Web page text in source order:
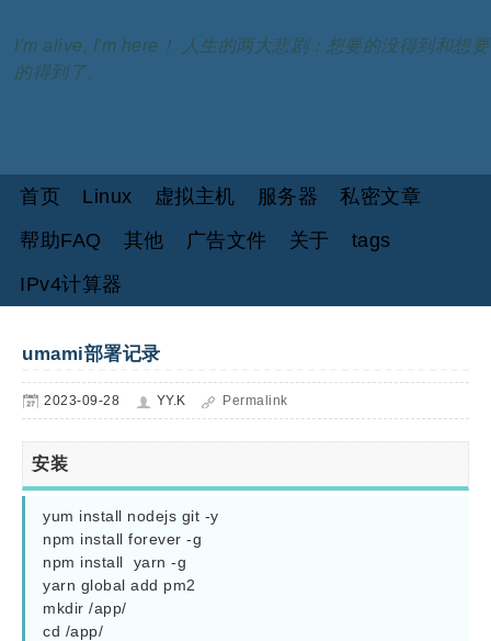
I'm alive, I'm here！ 人生的两大悲剧：想要的没得到和想要
的得到了。
首页 Linux 虚拟主机 服务器
私密文章
帮助FAQ
其他 广告文件 关于
tags
IPv4计算器
umami部署记录
2023-09-28 YY.K Permalink
安装
yum install nodejs git -y
npm install forever -g
npm install  yarn -g
yarn global add pm2
mkdir /app/
cd /app/